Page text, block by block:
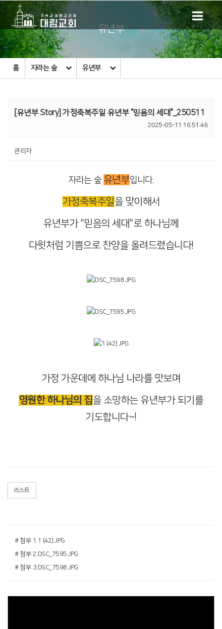
유년부
홈 자라는 숲 유년부
[유년부 Story] 가정축복주일 유년부 "믿음의 세대"_250511
2025-05-11 16:51:46
관리자
자라는 숲 유년부입니다.
가정축복주일을 맞이해서
유년부가 "믿음의 세대"로 하나님께
다윗처럼 기쁨으로 찬양을 올려드렸습니다!
가정 가운데에 하나님 나라를 맛보며
영원한 하나님의 집을 소망하는 유년부가 되기를
기도합니다~!
리스트
# 첨부 1.1 (42).JPG
# 첨부 2.DSC_7595.JPG
# 첨부 3.DSC_7598.JPG